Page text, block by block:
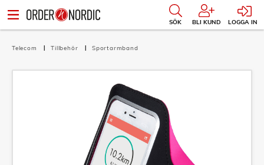
SÖK BLI KUND LOGGA IN
Telecom Tillbehör Sportarmband